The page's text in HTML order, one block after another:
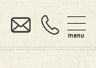
menu